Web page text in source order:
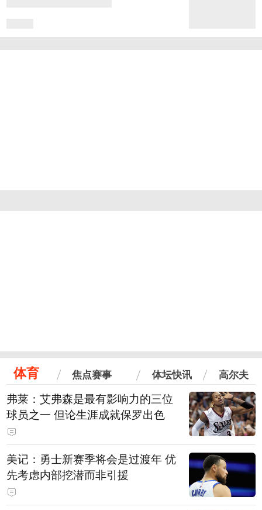
体育 焦点赛事 体坛快讯 高尔夫
弗莱：艾弗森是最有影响力的三位
球员之一 但论生涯成就保罗出色
美记：勇士新赛季将会是过渡年 优
先考虑内部挖潜而非引援